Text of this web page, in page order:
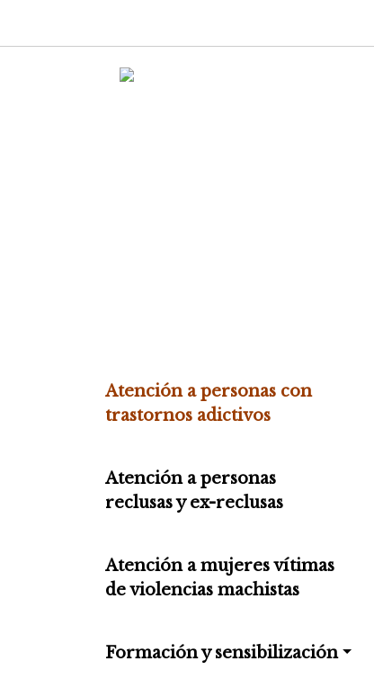
Atención a personas con
trastornos adictivos
Atención a personas
reclusas y ex-reclusas
Atención a mujeres vítimas
de violencias machistas
Formación y sensibilización